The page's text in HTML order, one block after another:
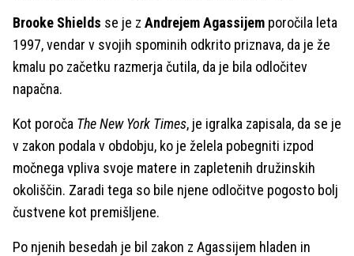
Brooke Shields se je z Andrejem Agassijem poročila leta
1997, vendar v svojih spominih odkrito priznava, da je že
kmalu po začetku razmerja čutila, da je bila odločitev
napačna.
Kot poroča The New York Times, je igralka zapisala, da se je
v zakon podala v obdobju, ko je želela pobegniti izpod
močnega vpliva svoje matere in zapletenih družinskih
okoliščin. Zaradi tega so bile njene odločitve pogosto bolj
čustvene kot premišljene.
Po njenih besedah je bil zakon z Agassijem hladen in